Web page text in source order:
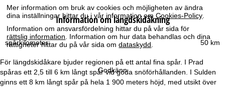
Mer information om bruk av cookies och möjligheten av ändra
dina inställningar hittar du i vår information omCookies-Policy
Information om ansvarsfördelning hittar du på vår sida för
rättslig information . Information om hur data behandlas och dina
rättigheter hittar du på vår sida omdataskydd
Godkänn
a
r
t
Information om längdskidåkning
50 km
spårkilometer:
För längdskidåkare bjuder regionen på ett antal fina spår. I Prad
spåras ett 2,5 till 6 km långt spår vid goda snöförhållanden. I Sulden
ginns ett 8 km långt spår på hela 1 900 meters höjd, med utsikt över